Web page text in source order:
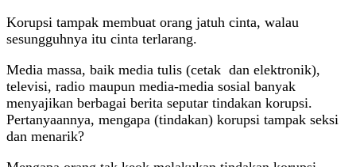
Korupsi tampak membuat orang jatuh cinta, walau
sesungguhnya itu cinta terlarang.
Media massa, baik media tulis (cetak dan elektronik),
televisi, radio maupun media-media sosial banyak
menyajikan berbagai berita seputar tindakan korupsi.
Pertanyaannya, mengapa (tindakan) korupsi tampak seksi
dan menarik?